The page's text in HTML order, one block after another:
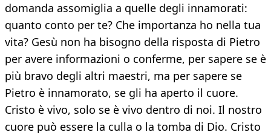
domanda assomiglia a quelle degli innamorati:
quanto conto per te? Che importanza ho nella tua
vita? Gesù non ha bisogno della risposta di Pietro
per avere informazioni o conferme, per sapere se è
più bravo degli altri maestri, ma per sapere se
Pietro è innamorato, se gli ha aperto il cuore.
Cristo è vivo, solo se è vivo dentro di noi. Il nostro
cuore può essere la culla o la tomba di Dio. Cristo